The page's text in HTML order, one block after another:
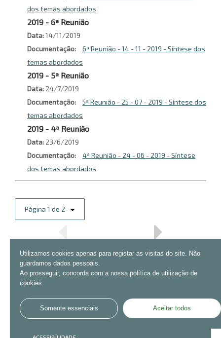
Utilizamos cookies apenas para registar as visitas do site. Não
guardamos dados pessoais.
Ao prosseguir, concorda com a nossa política de utilização de
cookies.
Somente essenciais Aceitar todos
dos temas abordados
2019 - 6ª Reunião
Data 14/11/2019
Documentação
6ª Reunião - 14 - 11 - 2019 - Síntese dos
temas abordados
2019 - 5ª Reunião
Data 24/7/2019
Documentação
5ª Reunião - 25 - 07 - 2019 - Síntese dos
temas abordados
2019 - 4ª Reunião
Data 23/6/2019
Documentação
4ª Reunião - 24 - 06 - 2019 - Síntese
dos temas abordados
Página 1 de 2
CONTACTOS MAPA DO SITE AVISOS LEGAIS